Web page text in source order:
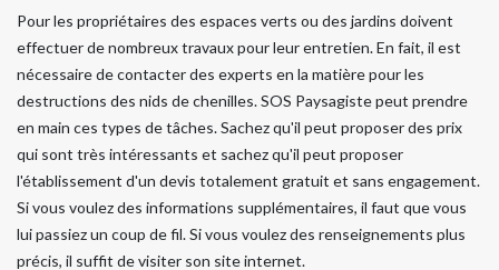
Pour les propriétaires des espaces verts ou des jardins doivent
effectuer de nombreux travaux pour leur entretien. En fait, il est
nécessaire de contacter des experts en la matière pour les
destructions des nids de chenilles. SOS Paysagiste peut prendre
en main ces types de tâches. Sachez qu'il peut proposer des prix
qui sont très intéressants et sachez qu'il peut proposer
l'établissement d'un devis totalement gratuit et sans engagement.
Si vous voulez des informations supplémentaires, il faut que vous
lui passiez un coup de fil. Si vous voulez des renseignements plus
précis, il suffit de visiter son site internet.